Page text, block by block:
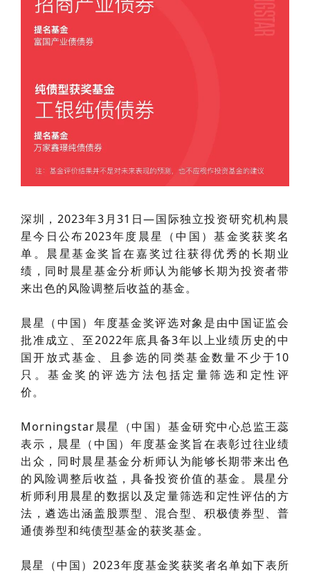
深圳，2023年3月31日—国际独立投资研究机构晨
星今日公布2023年度晨星（中国）基金奖获奖名
单。晨星基金奖旨在嘉奖过往获得优秀的长期业
绩，同时晨星基金分析师认为能够长期为投资者带
来出色的风险调整后收益的基金。
晨星（中国）年度基金奖评选对象是由中国证监会
批准成立、至2022年底具备3年以上业绩历史的中
国开放式基金、且参选的同类基金数量不少于10
只。基金奖的评选方法包括定量筛选和定性评
价。
Morningstar晨星（中国）基金研究中心总监王蕊
表示，晨星（中国）年度基金奖旨在表彰过往业绩
出众，同时晨星基金分析师认为能够长期带来出色
的风险调整后收益，具备投资价值的基金。晨星分
析师利用晨星的数据以及定量筛选和定性评估的方
法，遴选出涵盖股票型、混合型、积极债券型、普
通债券型和纯债型基金的获奖基金。
晨星（中国）2023年度基金奖获奖者名单如下表所